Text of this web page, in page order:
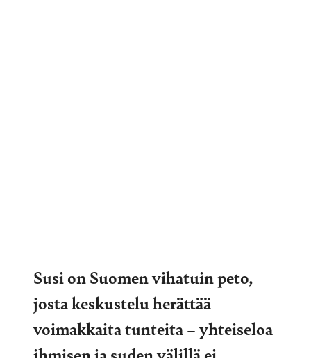
Susi on Suomen vihatuin peto,
josta keskustelu herättää
voimakkaita tunteita – yhteiseloa